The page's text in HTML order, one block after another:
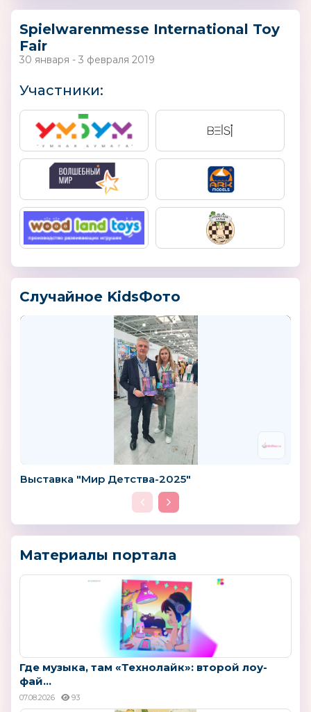
Spielwarenmesse International Toy
Fair
30 января - 3 февраля 2019
Участники:
Случайное KidsФото
Выставка "Мир Детства-2025"
Материалы портала
Где музыка, там «Технолайк»: второй лоу-
фай...
07.08.2026 93